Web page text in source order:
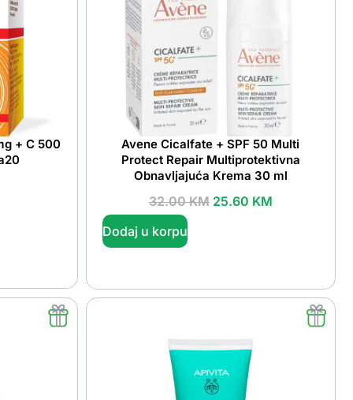
+ C 500
Avene Cicalfate + SPF 50 Multi
Protect Repair Multiprotektivna
Obnavljajuća Krema 30 ml
32.00KM 25.60 KM
Dodaj u korpu